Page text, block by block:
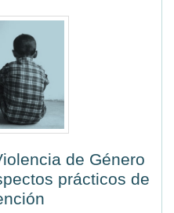
de Género
prácticos de